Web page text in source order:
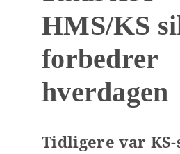
HMS/KS
forbedrer
hverdagen
Tidligere var